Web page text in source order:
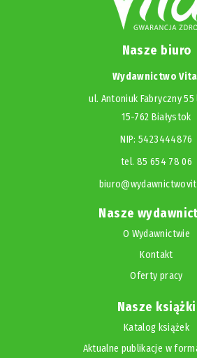
Nasze biuro
Wydawnictwo
ul. Antoniuk Fabryczny 55
15-762 Białystok
NIP: 5423444876
tel. 85 654 78 06
Nasze
O Wydawnictwie
Kontakt
Oferty pracy
Nasze książki
Katalog książek
Aktualne publikacje w